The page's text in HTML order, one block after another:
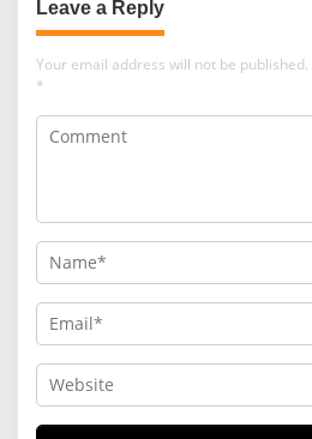
Leave a Reply
Your email address will not be published.
*